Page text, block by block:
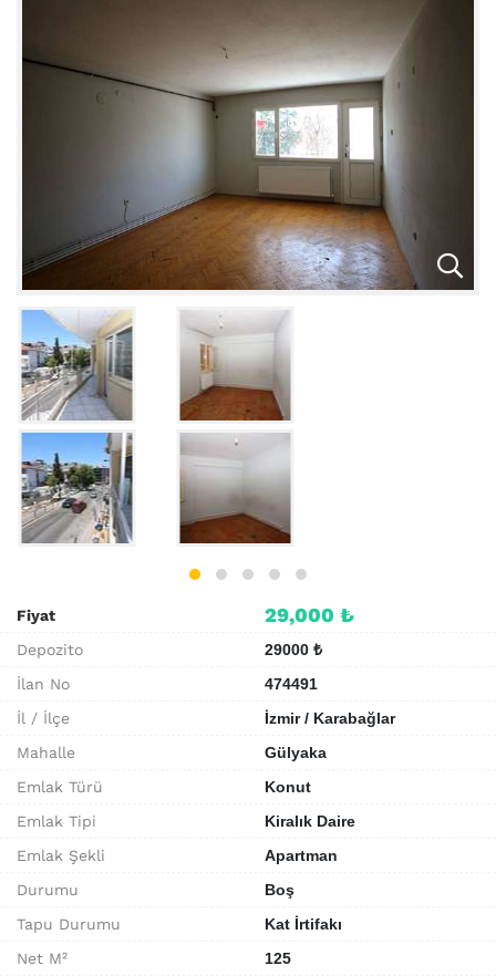
Fiyat 29,000 ₺
Depozito
29000 ₺
İlan No
474491
İl / İlçe
İzmir / Karabağlar
Mahalle
Gülyaka
Emlak Türü
Konut
Emlak Tipi
Kiralık Daire
Emlak Şekli
Apartman
Durumu
Boş
Tapu Durumu
Kat İrtifakı
Net M²
125